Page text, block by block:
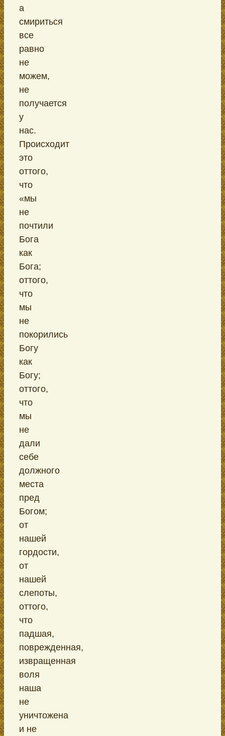
а
смириться
все
равно
не
можем,
не
получается
у
нас.
Происходит
это
оттого,
что
«мы
не
почтили
Бога
как
Бога;
оттого,
что
мы
не
покорились
Богу
как
Богу;
оттого,
что
мы
не
дали
себе
должного
места
пред
Богом;
от
нашей
гордости,
от
нашей
слепоты,
оттого,
что
падшая,
поврежденная,
извращенная
воля
наша
не
уничтожена
и не